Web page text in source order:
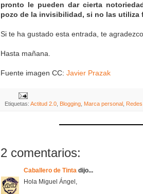
pronto le pueden dar cierta
pozo de la invisibilidad, si no las utiliza
Si te ha gustado esta entrada, te
Hasta mañana.
Fuente imagen CC: Javier Prazak
Etiquetas: Actitud 2.0 Blogging Marca personal
2 comentarios:
Caballero de Tinta dijo...
Hola Miguel Ángel,